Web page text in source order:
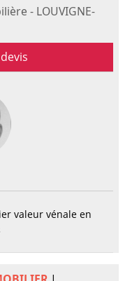
- LOUVIGNE-
valeur vénale en